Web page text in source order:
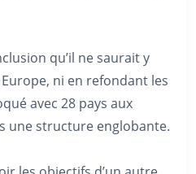
qu’il ne saurait y
ni en refondant les
avec 28 pays aux
une structure englobante.